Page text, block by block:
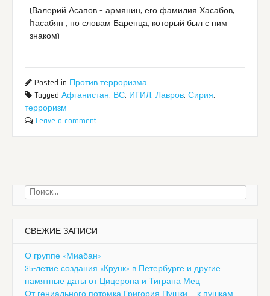
(Валерий Асапов – армянин, его фамилия Хасабов,
հасабян , по словам Баренца, который был с ним
знаком)
Posted in Против терроризма
TaggedАфганистан, ВС, ИГИЛ,Лавров,Сирия,
терроризм
Leave a comment
Найти:
СВЕЖИЕ ЗАПИСИ
О группе «Миабан»
35-летие создания «Крунк» в Петербурге и другие
памятные даты от Цицерона и Тиграна Мец